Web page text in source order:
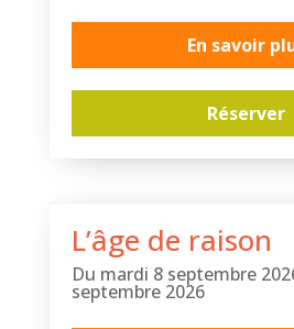
En savoir
Réserver
L’âge de raison
Du mardi 8 septembre
septembre 2026